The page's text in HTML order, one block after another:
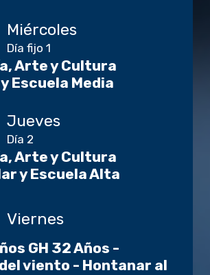
Miércoles
Día fijo 1
Arte y Cultura
Escuela Media
Jueves
Día 2
Arte y Cultura
y Escuela Alta
Viernes
GH 32 Años -
viento - Hontanar al